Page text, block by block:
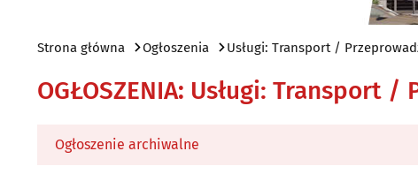
Strona główna Ogłoszenia Usługi: Transport /
OGŁOSZENIA: Usługi: Transport /
Ogłoszenie archiwalne